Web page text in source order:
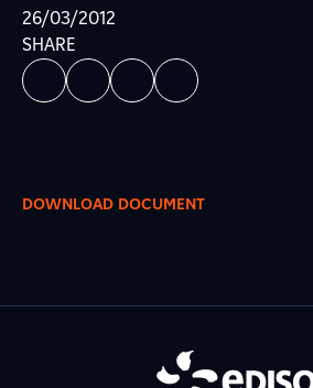
26/03/2012
SHARE
DOWNLOAD DOCUMENT